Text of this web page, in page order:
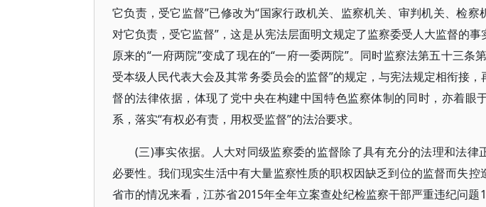
它负责，受它监督”已修改为“国家行政机关、监察机关、审判机关、检察
对它负责，受它监督”，这是从宪法层面明文规定了监察委受人大监督的
原来的“一府两院”变成了现在的“一府一委两院”。同时监察法第五十三条
受本级人民代表大会及其常务委员会的监督”的规定，与宪法规定相衔接
督的法律依据，体现了党中央在构建中国特色监察体制的同时，亦着眼
系，落实“有权必有责，用权受监督”的法治要求。
(三)事实依据。人大对同级监察委的监督除了具有充分的法理和法律
必要性。我们现实生活中有大量监察性质的职权因缺乏到位的监督而失控
省市的情况来看，江苏省2015年全年立案查处纪检监察干部严重违纪问